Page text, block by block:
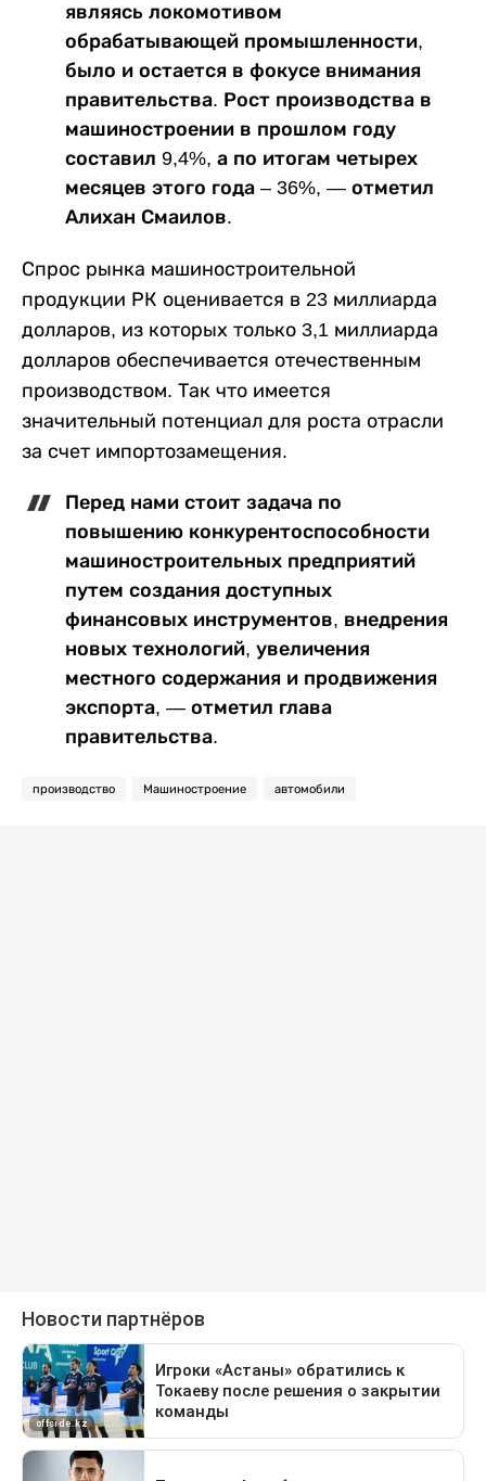
являясь локомотивом
обрабатывающей промышленности,
было и остается в фокусе внимания
правительства. Рост производства в
машиностроении в прошлом году
составил 9,4%, а по итогам четырех
месяцев этого года – 36%, — отметил
Алихан Смаилов.
Спрос рынка машиностроительной
продукции РК оценивается в 23 миллиарда
долларов, из которых только 3,1 миллиарда
долларов обеспечивается отечественным
производством. Так что имеется
значительный потенциал для роста отрасли
за счет импортозамещения.
Перед нами стоит задача по
повышению конкурентоспособности
машиностроительных предприятий
путем создания доступных
финансовых инструментов, внедрения
новых технологий, увеличения
местного содержания и продвижения
экспорта, — отметил глава
правительства.
производство Машиностроение автомобили